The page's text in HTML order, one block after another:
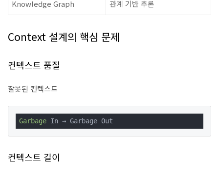
Knowledge Graph 관계 기반 추론
Context 설계의 핵심 문제
컨텍스트 품질
잘못된 컨텍스트
Garbage In → Garbage Out
컨텍스트 길이